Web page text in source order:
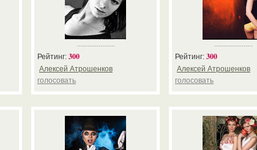
.....................
Рейтинг: 300
Алексей Атрошенков
голосовать
.....................
Рейтинг: 300
Алексей Атрошенков
голосовать